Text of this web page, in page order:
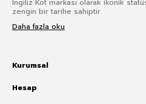
İngiliz Kot markası olarak ikonik
zengin bir tarihe sahiptir.
Daha fazla oku
Kurumsal
Hesap